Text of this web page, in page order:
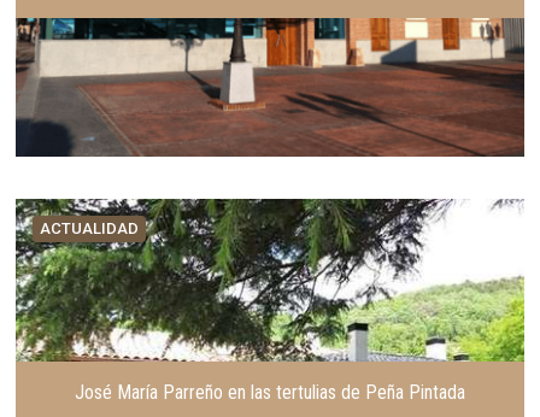
ACTUALIDAD
José María Parreño en las tertulias de Peña Pintada